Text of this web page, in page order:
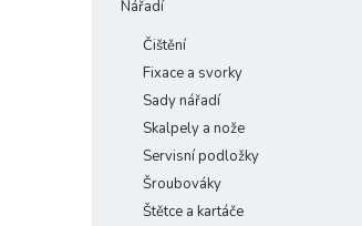
Nářadí
Čištění
Fixace a svorky
Sady nářadí
Skalpely a nože
Servisní podložky
Šroubováky
Štětce a kartáče